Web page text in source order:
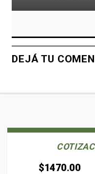
DEJÁ TU
$1470.00